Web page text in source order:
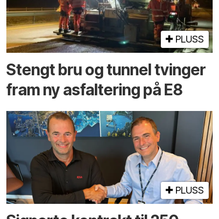
PLUSS
Stengt bru og tunnel tvinger
fram ny asfaltering på E8
PLUSS